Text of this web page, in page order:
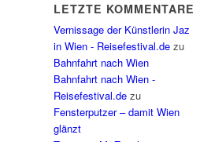
LETZTE KOMMENTARE
Vernissage der Künstlerin Jaz
in Wien - Reisefestival.de zu
Bahnfahrt nach Wien
Bahnfahrt nach Wien -
Reisefestival.de zu
Fensterputzer – damit Wien
glänzt